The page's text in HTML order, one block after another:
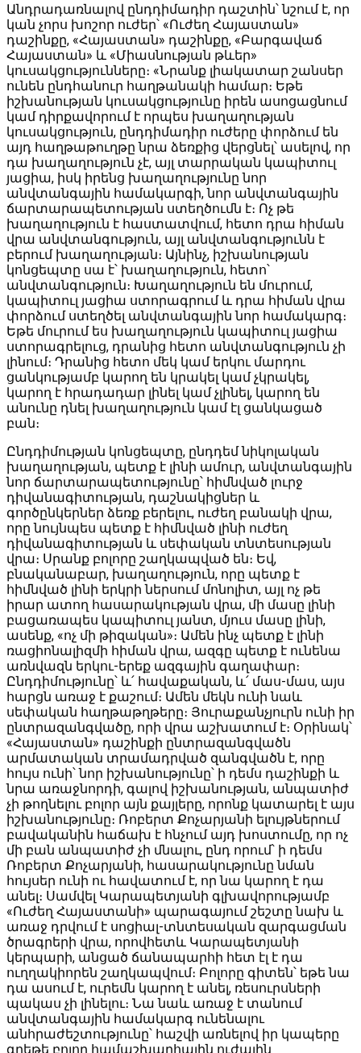
Անդրադառնալով ընդդիմադիր դաշտին՝ նշում է, որ
կան չորս խոշոր ուժեր՝ «Ուժեղ Հայաստան»
դաշինքը, «Հայաստան» դաշինքը, «Բարգավաճ
Հայաստան» և «Միասնության թևեր»
կուսակցությունները։ «Նրանք լիակատար շանսեր
ունեն ընդհանուր հաղթանակի համար։ Եթե
իշխանության կուսակցությունը իրեն ասոցացնում
կամ դիրքավորում է որպես խաղաղության
կուսակցություն, ընդդիմադիր ուժերը փորձում են
այդ հաղթաթուղթը նրա ձեռքից վերցնել՝ ասելով, որ
դա խաղաղություն չէ, այլ տարրական կապիտուլ
յացիա, իսկ իրենց խաղաղությունը նոր
անվտանգային համակարգի, նոր անվտանգային
ճարտարապետության ստեղծումն է։ Ոչ թե
խաղաղություն է հաստատվում, հետո դրա հիման
վրա անվտանգություն, այլ անվտանգությունն է
բերում խաղաղության։ Այնինչ, իշխանության
կոնցեպտը սա է՝ խաղաղություն, հետո՝
անվտանգություն։ Խաղաղություն են մուրում,
կապիտուլ յացիա ստորագրում և դրա հիման վրա
փորձում ստեղծել անվտանգային նոր համակարգ։
Եթե մուրում ես խաղաղություն կապիտուլ յացիա
ստորագրելուց, դրանից հետո անվտանգություն չի
լինում։ Դրանից հետո մեկ կամ երկու մարդու
ցանկությամբ կարող են կրակել կամ չկրակել,
կարող է հրադադար լինել կամ չլինել, կարող են
անունը դնել խաղաղություն կամ էլ ցանկացած
բան։
Ընդդիմության կոնցեպտը, ընդդեմ նիկոլական
խաղաղության, պետք է լինի ամուր, անվտանգային
նոր ճարտարապետությունը՝ հիմնված լուրջ
դիվանագիտության, դաշնակիցներ և
գործընկերներ ձեռք բերելու, ուժեղ բանակի վրա,
որը նույնպես պետք է հիմնված լինի ուժեղ
դիվանագիտության և սեփական տնտեսության
վրա։ Սրանք բոլորը շաղկապված են։ Եվ,
բնականաբար, խաղաղություն, որը պետք է
հիմնված լինի երկրի ներսում մոնոլիտ, այլ ոչ թե
իրար ատող հասարակության վրա, մի մասը լինի
բացառապես կապիտուլ յանտ, մյուս մասը լինի,
ասենք, «ոչ մի թիզական»։ Ամեն ինչ պետք է լինի
ռացիոնալիզմի հիման վրա, ազգը պետք է ունենա
առնվազն երկու-երեք ազգային գաղափար։
Ընդդիմությունը՝ և՛ հավաքական, և՛ մաս-մաս, այս
հարցն առաջ է քաշում։ Ամեն մեկն ունի նաև
սեփական հաղթաթղթերը։ Յուրաքանչյուրն ունի իր
ընտրազանգվածը, որի վրա աշխատում է։ Օրինակ՝
«Հայաստան» դաշինքի ընտրազանգվածն
արմատական տրամադրված զանգվածն է, որը
հույս ունի՝ նոր իշխանությունը՝ ի դեմս դաշինքի և
նրա առաջնորդի, գալով իշխանության, անպատիժ
չի թողնելու բոլոր այն քայլերը, որոնք կատարել է այս
իշխանությունը։ Ռոբերտ Քոչարյանի ելույթներում
բավականին հաճախ է հնչում այդ խոստումը, որ ոչ
մի բան անպատիժ չի մնալու, ընդ որում՝ ի դեմս
Ռոբերտ Քոչարյանի, հասարակությունը նման
հույսեր ունի ու հավատում է, որ նա կարող է դա
անել։ Սամվել Կարապետյանի գլխավորությամբ
«Ուժեղ Հայաստանի» պարագայում շեշտը նախ և
առաջ դրվում է սոցիալ-տնտեսական զարգացման
ծրագրերի վրա, որովհետև Կարապետյանի
կերպարի, անցած ճանապարհի հետ էլ է դա
ուղղակիորեն շաղկապվում։ Բոլորը գիտեն՝ եթե նա
դա ասում է, ուրեմն կարող է անել, ռեսուրսների
պակաս չի լինելու։ Նա նաև առաջ է տանում
անվտանգային համակարգ ունենալու
անհրաժեշտությունը՝ հաշվի առնելով իր կապերը
գրեթե բոլոր համաշխարհային ուժային